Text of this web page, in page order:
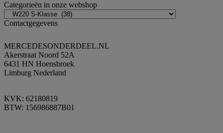
Categorieën in onze webshop
Contactgegevens
MERCEDESONDERDEEL.NL
Akerstraat Noord 52A
6431 HN Hoensbroek
Limburg Nederland
KVK: 62180819
BTW: 156986887B01